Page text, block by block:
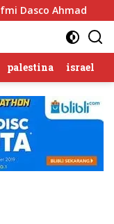
Jalin Silaturahmi,
palestina israel